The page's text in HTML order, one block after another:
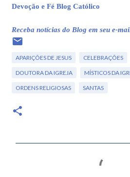
Devoção e Fé Blog Católico
Receba notícias do Blog em seu e-
APARIÇÕES DE JESUS CELEBRAÇÕES
DOUTORA DA IGREJA MÍSTICOS DA
ORDENS RELIGIOSAS SANTAS